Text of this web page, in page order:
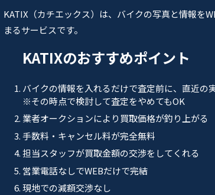
KATIX（カチエックス）は、バイクの写真と情報を
まるサービスです。
KATIXのおすすめポイント
バイクの情報を入れるだけで査定前に、直近の
※その時点で検討して査定をやめてもOK
業者オークションにより買取価格が釣り上がる
手数料・キャンセル料が完全無料
担当スタッフが買取金額の交渉をしてくれる
営業電話なしでWEBだけで完結
現地での減額交渉なし